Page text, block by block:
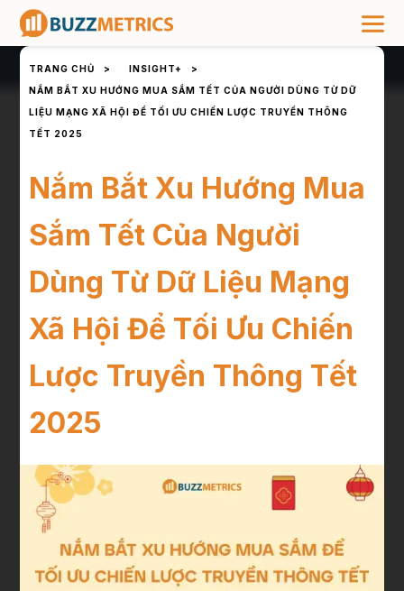
TRANG CHỦ > INSIGHT+
>
NẮM BẮT XU HƯỚNG MUA SẮM TẾT CỦA NGƯỜI DÙNG TỪ DỮ
LIỆU MẠNG XÃ HỘI ĐỂ TỐI ƯU CHIẾN LƯỢC TRUYỀN THÔNG
TẾT 2025
Nắm Bắt Xu Hướng Mua
Sắm Tết Của Người
Dùng Từ Dữ Liệu Mạng
Xã Hội Để Tối Ưu Chiến
Lược Truyền Thông Tết
2025